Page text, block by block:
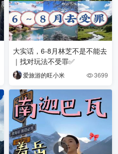
大实话，6-8月林芝不是不能去
｜找对玩法不受罪✅
爱旅游的旺小米 3699